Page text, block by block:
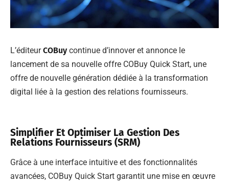
L’éditeurCOBuy continue d’innover et annonce le
lancement de sa nouvelle offre COBuy Quick Start, une
offre de nouvelle génération dédiée à la transformation
digital liée à la gestion des relations fournisseurs.
Simplifier Et Optimiser La Gestion Des
Relations Fournisseurs (SRM)
Grâce à une interface intuitive et des fonctionnalités
avancées, COBuy Quick Start garantit une mise en œuvre